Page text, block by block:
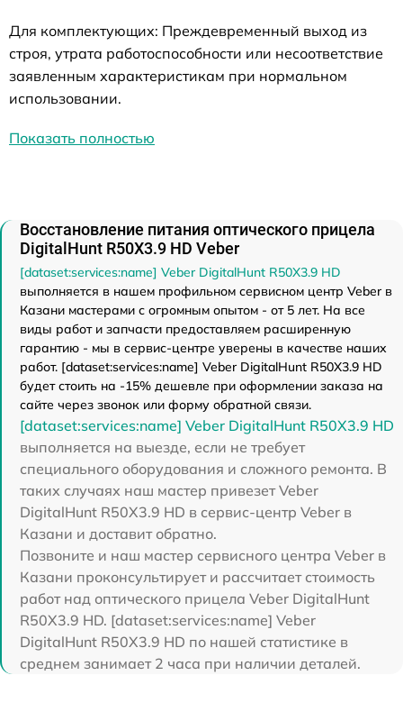
Для комплектующих: Преждевременный выход из
строя, утрата работоспособности или несоответствие
заявленным характеристикам при нормальном
использовании.
Показать полностью
Восстановление питания оптического прицела
DigitalHunt R50X3.9 HD Veber
[dataset:services:name] Veber DigitalHunt R50X3.9 HD
выполняется в нашем профильном сервисном центр Veber в
Казани мастерами с огромным опытом - от 5 лет. На все
виды работ и запчасти предоставляем расширенную
гарантию - мы в сервис-центре уверены в качестве наших
работ. [dataset:services:name] Veber DigitalHunt R50X3.9 HD
будет стоить на -15% дешевле при оформлении заказа на
сайте через звонок или форму обратной связи.
[dataset:services:name] Veber DigitalHunt R50X3.9 HD
выполняется на выезде, если не требует
специального оборудования и сложного ремонта. В
таких случаях наш мастер привезет Veber
DigitalHunt R50X3.9 HD в сервис-центр Veber в
Казани и доставит обратно.
Позвоните и наш мастер сервисного центра Veber в
Казани проконсультирует и рассчитает стоимость
работ над оптического прицела Veber DigitalHunt
R50X3.9 HD. [dataset:services:name] Veber
DigitalHunt R50X3.9 HD по нашей статистике в
среднем занимает 2 часа при наличии деталей.